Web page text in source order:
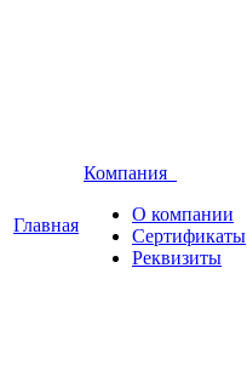
Главная
Компания
О компании
Сертификаты
Реквизиты